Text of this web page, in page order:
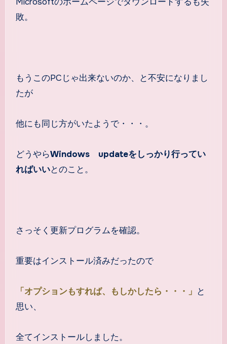
敗。
もうこのPCじゃ出来ないのか、と不安になりまし
たが
他にも同じ方がいたようで・・・。
どうやらWindows updateをしっかり行ってい
ればいいとのこと。
さっそく更新プログラムを確認。
重要はインストール済みだったので
「オプションもすれば、もしかしたら・・・」 と
思い、
全てインストールしました。